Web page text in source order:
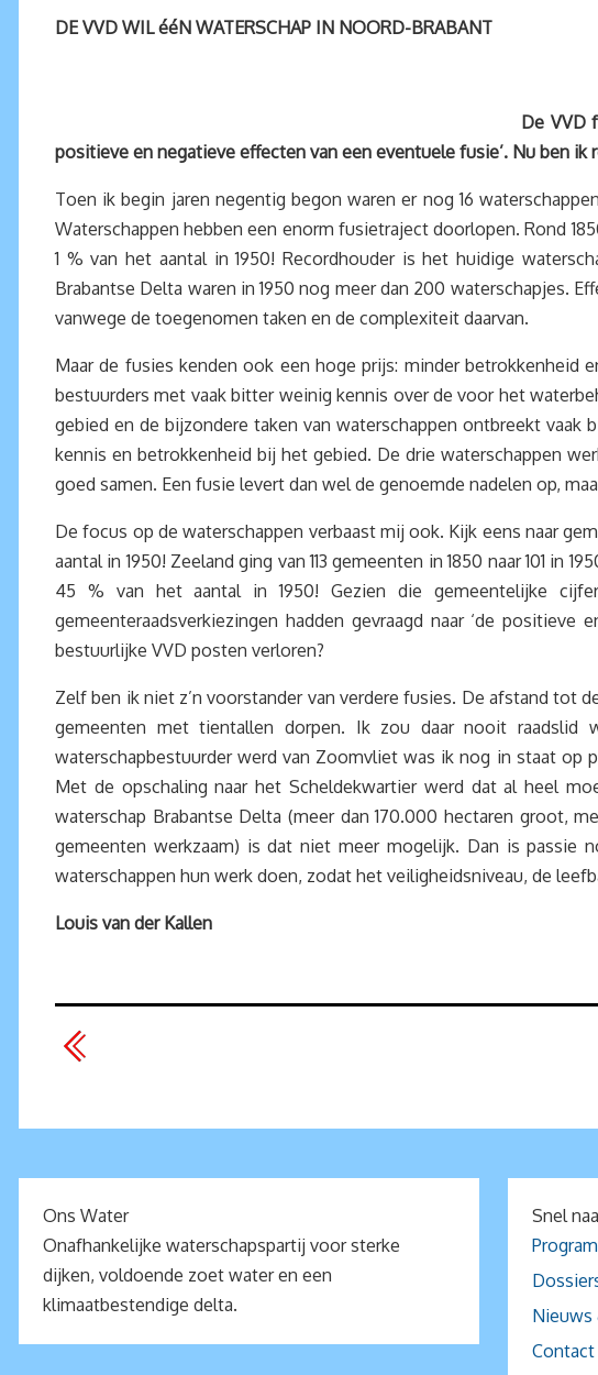
DE VVD WIL ééN WATERSCHAP IN NOORD-BRABANT
De VVD
positieve en negatieve effecten van een eventuele fusie’. Nu ben
Toen ik begin jaren negentig begon waren er nog 16
Waterschappen hebben een enorm fusietraject doorlopen. Rond
1 % van het aantal in 1950! Recordhouder is het huidige
Brabantse Delta waren in 1950 nog meer dan 200 waterschapjes.
vanwege de toegenomen taken en de complexiteit daarvan.
Maar de fusies kenden ook een hoge prijs: minder
bestuurders met vaak bitter weinig kennis over de voor het
gebied en de bijzondere taken van waterschappen ontbreekt
kennis en betrokkenheid bij het gebied. De drie waterschappen
goed samen. Een fusie levert dan wel de genoemde nadelen op,
De focus op de waterschappen verbaast mij ook. Kijk eens naar
aantal in 1950! Zeeland ging van 113 gemeenten in 1850 naar 101 in
45 % van het aantal in 1950! Gezien die gemeentelijke
gemeenteraadsverkiezingen hadden gevraagd naar ‘de
bestuurlijke VVD posten verloren?
Zelf ben ik niet z’n voorstander van verdere fusies. De afstand tot
gemeenten met tientallen dorpen. Ik zou daar nooit
waterschapbestuurder werd van Zoomvliet was ik nog in staat
Met de opschaling naar het Scheldekwartier werd dat al heel
waterschap Brabantse Delta (meer dan 170.000 hectaren groot,
gemeenten werkzaam) is dat niet meer mogelijk. Dan is
waterschappen hun werk doen, zodat het veiligheidsniveau, de
Louis van der Kallen
Ons Water
Onafhankelijke waterschapspartij voor sterke
dijken, voldoende zoet water en een
klimaatbestendige delta.
Snel
Nieuws
Contact